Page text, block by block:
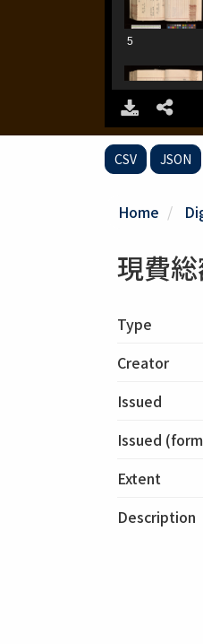
CSV JSON
Home
現費
Type
Creator
Issued
Issued
Extent
Description